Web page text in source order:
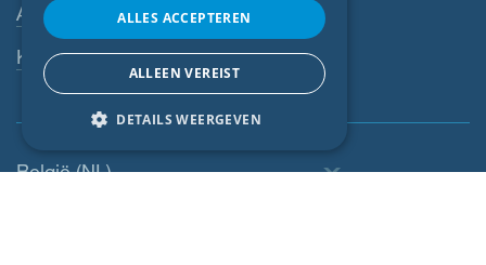
Algemene voorwaarden
Klokkenluiderssysteem
België (NL)
NORWEGIAN
ALLES ACCEPTEREN
ALLEEN VEREIST
DETAILS WEERGEVEN